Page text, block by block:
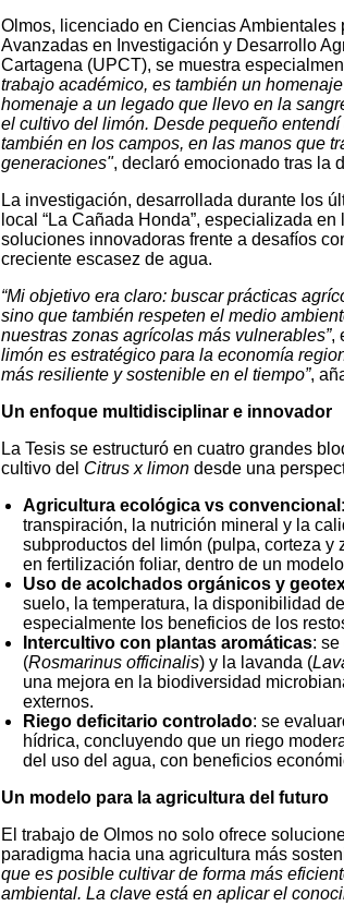
Olmos, licenciado en Ciencias
Avanzadas en Investigación y Desarrollo
Cartagena (UPCT), se muestra
trabajo académico, es también un
homenaje a un legado que llevo en la
el cultivo del limón. Desde pequeño
también en los campos, en las manos que
generaciones", declaró emocionado tras la
La investigación, desarrollada durante los
local “La Cañada Honda”, especializada
soluciones innovadoras frente a desafíos
creciente escasez de agua.
“Mi objetivo era claro: buscar prácticas
sino que también respeten el medio
nuestras zonas agrícolas más vulnerables”,
limón es estratégico para la economía
más resiliente y sostenible en el tiempo”,
Un enfoque multidisciplinar e innovador
La Tesis se estructuró en cuatro grandes
cultivo del Citrus x limondesde una
Agricultura ecológica vs convencional
transpiración, la nutrición mineral y la
subproductos del limón (pulpa, corteza
en fertilización foliar, dentro de un
Uso de acolchados orgánicos y
suelo, la temperatura, la disponibilidad
especialmente los beneficios de los
Intercultivo con plantas aromáticas: se
(Rosmarinus officinalis) y la lavanda (
una mejora en la biodiversidad
externos.
Riego deficitario controlado: se
hídrica, concluyendo que un riego
del uso del agua, con beneficios
Un modelo para la agricultura del futuro
El trabajo de Olmos no solo ofrece
paradigma hacia una agricultura más
que es posible cultivar de forma más
ambiental. La clave está en aplicar el